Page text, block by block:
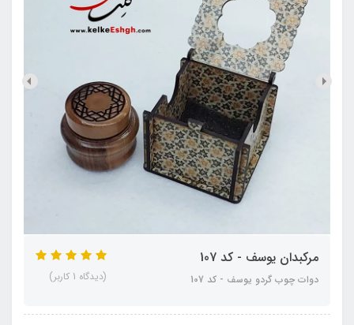
مرکبدان یوسف - کد 107
دوات چوب گردو یوسف - کد 107 (دیدگاه 1 کاربر)